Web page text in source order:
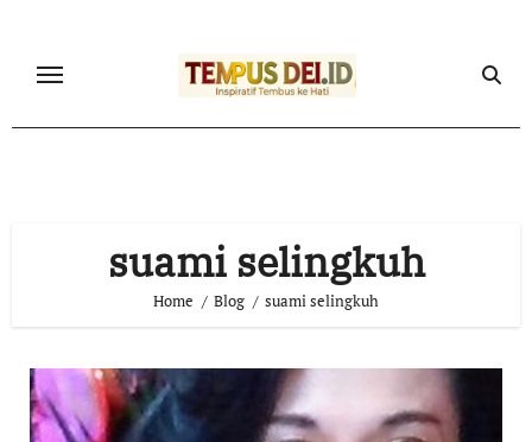
content
suami selingkuh
Home Blog suami selingkuh